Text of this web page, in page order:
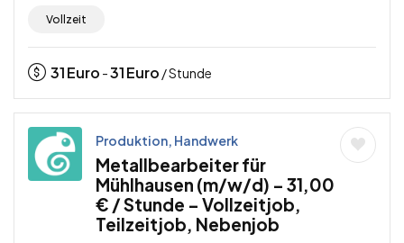
Vollzeit
31Euro -31Euro / Stunde
Produktion, Handwerk
Metallbearbeiter für
Mühlhausen (m/w/d) – 31,00
€ / Stunde – Vollzeitjob,
Teilzeitjob, Nebenjob